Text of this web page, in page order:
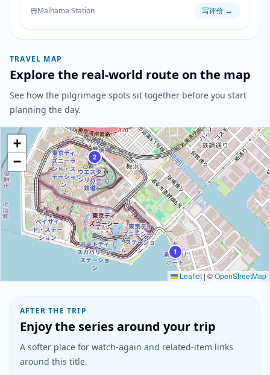
Maihama Station 写评价 →
TRAVEL MAP
Explore the real-world route on the map
See how the pilgrimage spots sit together before you start
planning the day.
1
2
+
−
Leaflet | ©OpenStreetMap
AFTER THE TRIP
Enjoy the series around your trip
A softer place for watch-again and related-item links
around this title.